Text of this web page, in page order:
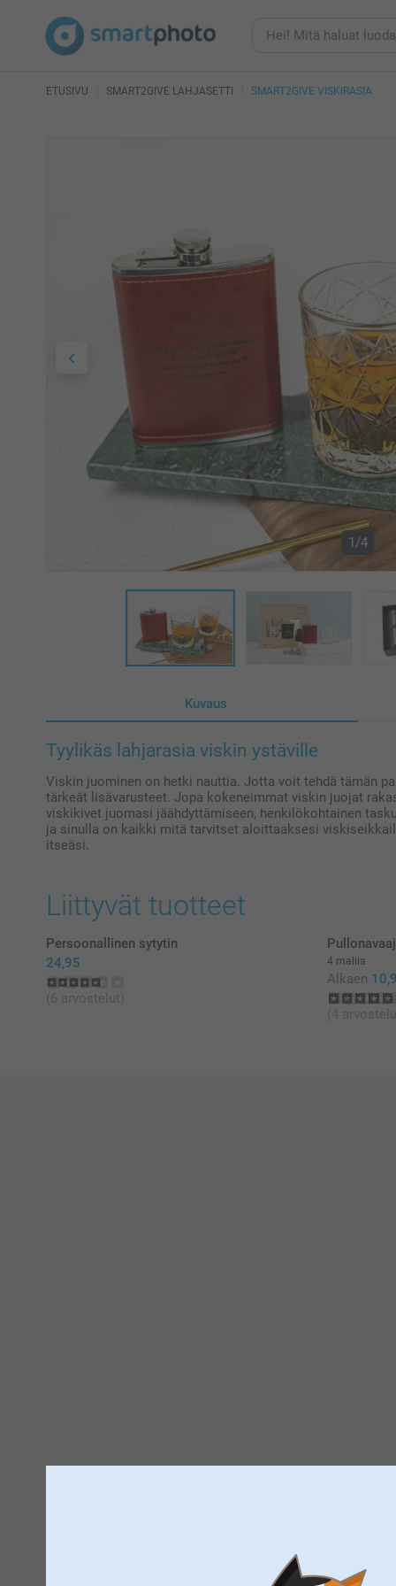
ETUSIVU SMART2GIVE LAHJASETTI SMART2GIVE VISKIRASIA
1/4
Kuvaus
Tyylikäs lahjarasia viskin ystäville
Viskin juominen on hetki nauttia. Jotta voit tehdä tämän
tärkeät lisävarusteet. Jopa kokeneimmat viskin juojat
viskikivet juomasi jäähdyttämiseen, henkilökohtainen
ja sinulla on kaikki mitä tarvitset aloittaaksesi
itseäsi.
Liittyvät tuotteet
Persoonallinen sytytin
24,95
(6 arvostelut)
4 mallia
Alkaen
(4